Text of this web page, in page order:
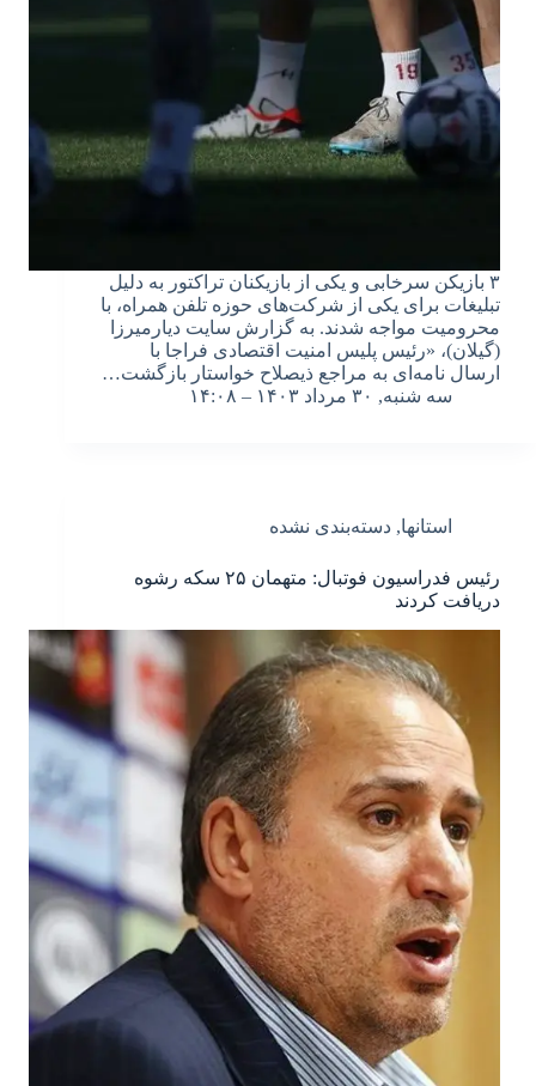
۳ بازیکن سرخابی و یکی از بازیکنان تراکتور به دلیل
تبلیغات برای یکی از شرکت‌های حوزه تلفن همراه، با
محرومیت مواجه شدند. به گزارش سایت دیارمیرزا
(گیلان)، «رئیس پلیس امنیت اقتصادی فراجا با
ارسال نامه‌ای به مراجع ذیصلاح خواستار بازگشت…
سه شنبه, ۳۰ مرداد ۱۴۰۳ – ۱۴:۰۸
استانها, دسته‌بندی نشده
رئیس فدراسیون فوتبال: متهمان ۲۵ سکه رشوه
دریافت کردند